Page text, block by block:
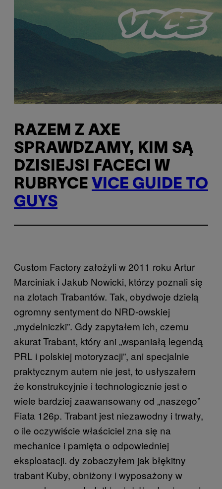
RAZEM Z AXE
SPRAWDZAMY, KIM SĄ
DZISIEJSI FACECI W
RUBRYCE VICE GUIDE TO
GUYS
Custom Factory założyli w 2011 roku Artur
Marciniak i Jakub Nowicki, którzy poznali się
na zlotach Trabantów. Tak, obydwoje dzielą
ogromny sentyment do NRD-owskiej
„mydelniczki”. Gdy zapytałem ich, czemu
akurat Trabant, który ani „wspaniałą legendą
PRL i polskiej motoryzacji”, ani specjalnie
praktycznym autem nie jest, to usłyszałem
że konstrukcyjnie i technologicznie jest o
wiele bardziej zaawansowany od „naszego”
Fiata 126p. Trabant jest niezawodny i trwały,
o ile oczywiście właściciel zna się na
mechanice i pamięta o odpowiedniej
eksploatacji. dy zobaczyłem jak błękitny
trabant Kuby, obniżony i wyposażony w